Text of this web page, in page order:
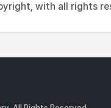
with all rights